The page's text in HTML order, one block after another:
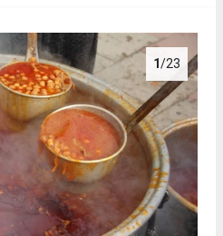
1/23